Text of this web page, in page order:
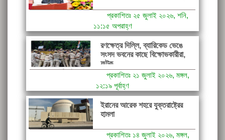
প্রকাশিতঃ ২৫ জুলাই ২০২৬, শনি,
১১:১৫ অপরাহ্ণ
রণক্ষেত্র দিল্লি, ব্যারিকেড ভেঙে
সংসদ ভবনের কাছে বিক্ষোভকারীরা,
ফটক...
প্রকাশিতঃ ২১ জুলাই ২০২৬, মঙ্গল,
১২:১৯ পূর্বাহ্ণ
ইরানের আরেক শহরে যুক্তরাষ্ট্রের
হামলা
প্রকাশিতঃ ১৪ জুলাই ২০২৬, মঙ্গল,